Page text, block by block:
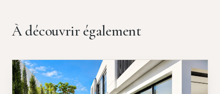
À découvrir également